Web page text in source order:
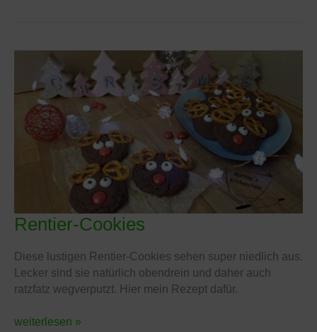
Rentier-Cookies
Diese lustigen Rentier-Cookies sehen super niedlich aus.
Lecker sind sie natürlich obendrein und daher auch
ratzfatz wegverputzt. Hier mein Rezept dafür.
Rentier-
weiterlesen »